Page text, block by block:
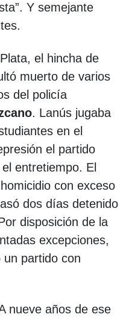
Y semejante
el hincha de
muerto de varios
del policía
. Lanús jugaba
en el
el partido
entretiempo. El
con exceso
dos días detenido
disposición de la
excepciones,
un partido con
nueve años de ese